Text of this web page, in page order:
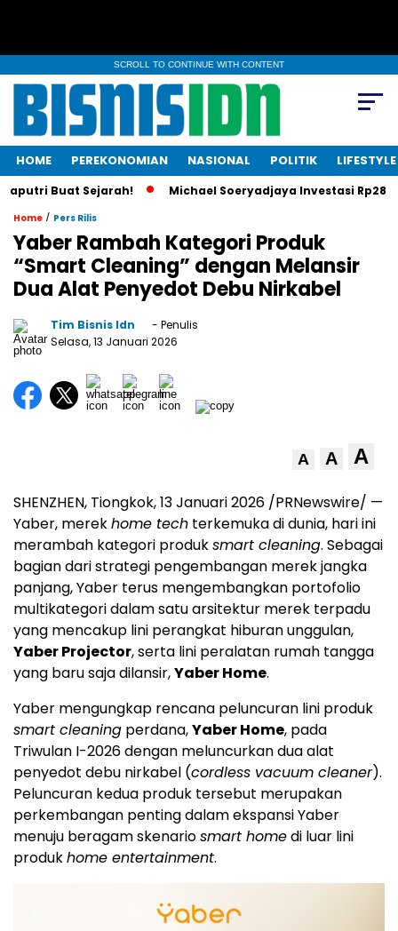
SCROLL TO CONTINUE WITH CONTENT
HOME PEREKONOMIAN NASIONAL POLITIK LIFESTYLE
Buat Sejarah! Michael Soeryadjaya Investasi Rp287
Home / Pers Rilis
Yaber Rambah Kategori Produk
“Smart Cleaning” dengan Melansir
Dua Alat Penyedot Debu Nirkabel
Tim Bisnis Idn
- Penulis
Selasa, 13 Januari 2026
A A A
SHENZHEN, Tiongkok,13 Januari 2026 /PRNewswire/ —
Yaber, merekhome tech terkemuka di dunia, hari ini
merambah kategori produksmart cleaning. Sebagai
bagian dari strategi pengembangan merek jangka
panjang, Yaber terus mengembangkan portofolio
multikategori dalam satu arsitektur merek terpadu
yang mencakup lini perangkat hiburan unggulan,
Yaber Projector, serta lini peralatan rumah tangga
yang baru saja dilansir,Yaber Home.
Yaber mengungkap rencana peluncuran lini produk
smart cleaning perdana,Yaber Home, pada
Triwulan I-2026 dengan meluncurkan dua alat
penyedot debu nirkabel (cordless vacuum cleaner).
Peluncuran kedua produk tersebut merupakan
perkembangan penting dalam ekspansi Yaber
menuju beragam skenariosmart homedi luar lini
produkhome entertainment.